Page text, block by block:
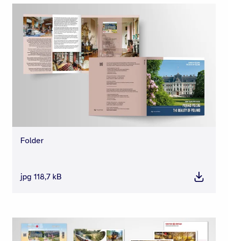
Folder
jpg 118,7 kB
Pobierz